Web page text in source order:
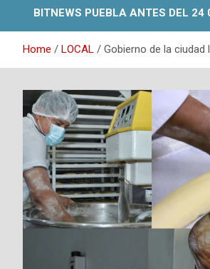
BITNEWS PUEBLA ANTES DEL 24
Home LOCAL Gobierno de la ciudad